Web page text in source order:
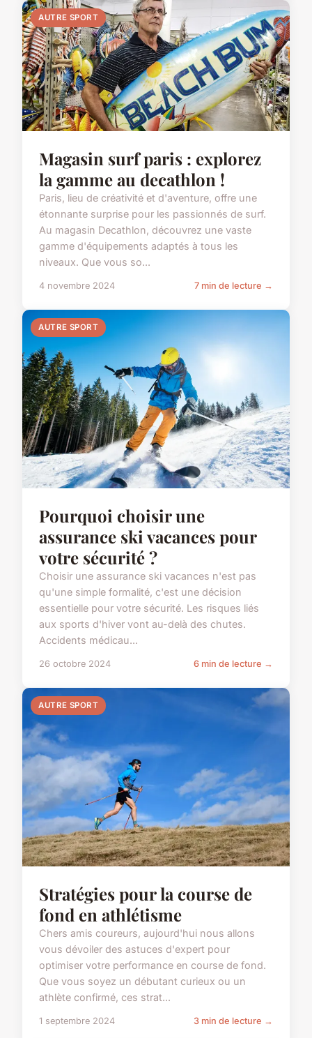
AUTRE SPORT
Magasin surf paris : explorez
la gamme au decathlon !
Paris, lieu de créativité et d'aventure, offre une
étonnante surprise pour les passionnés de surf.
Au magasin Decathlon, découvrez une vaste
gamme d'équipements adaptés à tous les
niveaux. Que vous so...
4 novembre 2024 7 min de lecture →
AUTRE SPORT
Pourquoi choisir une
assurance ski vacances pour
votre sécurité ?
Choisir une assurance ski vacances n'est pas
qu'une simple formalité, c'est une décision
essentielle pour votre sécurité. Les risques liés
aux sports d'hiver vont au-delà des chutes.
Accidents médicau...
26 octobre 2024 6 min de lecture →
AUTRE SPORT
Stratégies pour la course de
fond en athlétisme
Chers amis coureurs, aujourd'hui nous allons
vous dévoiler des astuces d'expert pour
optimiser votre performance en course de fond.
Que vous soyez un débutant curieux ou un
athlète confirmé, ces strat...
1 septembre 2024 3 min de lecture →